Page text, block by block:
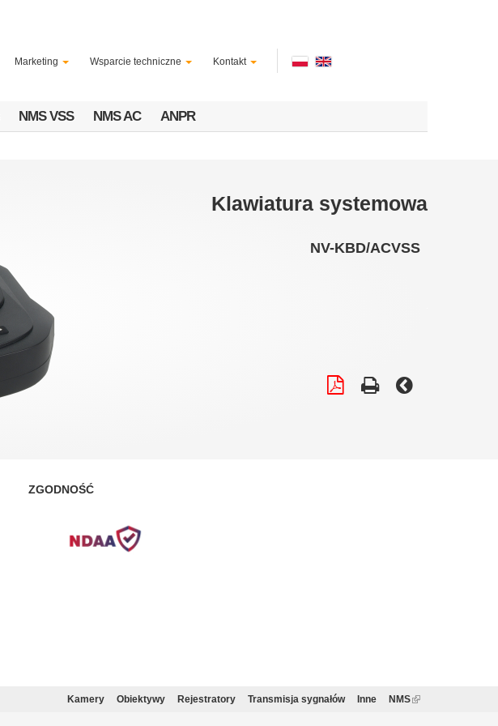
Marketing Wsparcie techniczne Kontakt
NMS VSS NMS AC ANPR
Klawiatura systemowa
NV-KBD/ACVSS
ZGODNOŚĆ
Kamery Obiektywy Rejestratory Transmisja sygnałów Inne NMS(link